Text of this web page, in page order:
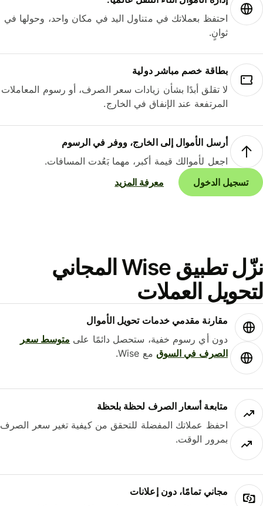
احتفظ بعملاتك في متناول اليد في مكان واحد، وحولها في
ثوانٍ.
بطاقة خصم مباشر دولية
لا تقلق أبدًا بشأن زيادات سعر الصرف، أو رسوم المعاملات
المرتفعة عند الإنفاق في الخارج.
أرسل الأموال إلى الخارج، ووفر في الرسوم
اجعل لأموالك قيمة أكبر، مهما بَعُدت المسافات.
تسجيل الدخول
معرفة المزيد
نزّل تطبيق Wise المجاني
العملات
مقارنة مقدمي خدمات تحويل الأموال
دون أي رسوم خفية، ستحصل دائمًا علىمتوسط ​​سعر
الصرف في السوقمع Wise.
متابعة أسعار الصرف لحظة بلحظة
احفظ عملاتك المفضلة للتحقق من كيفية تغير سعر الصرف
بمرور الوقت.
مجاني تمامًا، دون إعلانات